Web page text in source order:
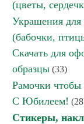
(цветы,
Украшения для
(бабочки,
Скачать для
образцы (33)
Рамочки чтобы
С Юбилеем!
Стикеры,